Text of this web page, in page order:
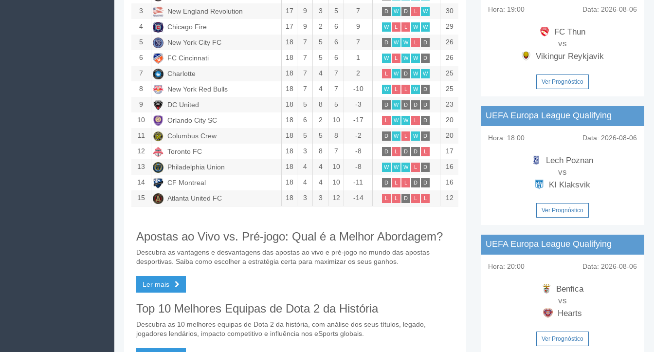
3
New England Revolution 17 9 3 5 7 D W D L W
30
4
Chicago Fire 17 9 2 6 9 W L L W W
29
5
New York City FC 18 7 5 6 7 D W W L D
26
6
FC Cincinnati 18 7 5 6 1 W L W W D
26
7
Charlotte 18 7 4 7 2 L W D W W
25
8
New York Red Bulls 18 7 4 7 -10 W L L W D
25
9
DC United 18 5 8 5 -3 D W D D D
23
10
Orlando City SC 18 6 2 10 -17 L W W L D
20
11
Columbus Crew 18 5 5 8 -2 D W L W D
20
12
Toronto FC 18 3 8 7 -8 D L D D L
17
13
Philadelphia Union 18 4 4 10 -8 W W W L D
16
14
CF Montreal 18 4 4 10 -11 D L L D D
16
15
Atlanta United FC 18 3 3 12 -14 L L D L L 12
Apostas ao Vivo vs. Pré-jogo: Qual é a Melhor Abordagem?
Descubra as vantagens e desvantagens das apostas ao vivo e pré-jogo no mundo das apostas
desportivas. Saiba como escolher a estratégia certa para maximizar os seus ganhos.
Ler mais
Top 10 Melhores Equipas de Dota 2 da História
Descubra as 10 melhores equipas de Dota 2 da história, com análise dos seus títulos, legado,
jogadores lendários, impacto competitivo e influência nos eSports globais.
Hora: 19:00 Data: 2026-08-06
FC Thun
vs
Vikingur Reykjavik
Ver Prognóstico
UEFA Europa League Qualifying
Hora: 18:00 Data: 2026-08-06
Lech Poznan
vs
KI Klaksvik
Ver Prognóstico
UEFA Europa League Qualifying
Hora: 20:00 Data: 2026-08-06
Benfica
vs
Hearts
Ver Prognóstico